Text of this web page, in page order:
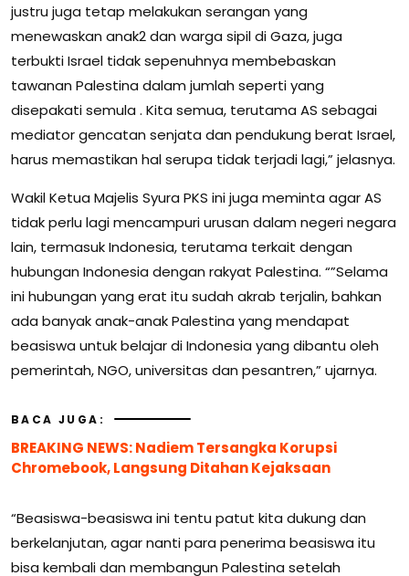
justru juga tetap melakukan serangan yang
menewaskan anak2 dan warga sipil di Gaza, juga
terbukti Israel tidak sepenuhnya membebaskan
tawanan Palestina dalam jumlah seperti yang
disepakati semula . Kita semua, terutama AS sebagai
mediator gencatan senjata dan pendukung berat Israel,
harus memastikan hal serupa tidak terjadi lagi,” jelasnya.
Wakil Ketua Majelis Syura PKS ini juga meminta agar AS
tidak perlu lagi mencampuri urusan dalam negeri negara
lain, termasuk Indonesia, terutama terkait dengan
hubungan Indonesia dengan rakyat Palestina. “”Selama
ini hubungan yang erat itu sudah akrab terjalin, bahkan
ada banyak anak-anak Palestina yang mendapat
beasiswa untuk belajar di Indonesia yang dibantu oleh
pemerintah, NGO, universitas dan pesantren,” ujarnya.
BACA JUGA:
BREAKING NEWS: Nadiem Tersangka Korupsi
Chromebook, Langsung Ditahan Kejaksaan
“Beasiswa-beasiswa ini tentu patut kita dukung dan
berkelanjutan, agar nanti para penerima beasiswa itu
bisa kembali dan membangun Palestina setelah